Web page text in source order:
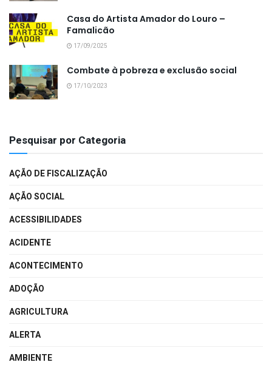
Casa do Artista Amador do Louro –
Famalicão
17/09/2025
Combate à pobreza e exclusão social
17/10/2023
Pesquisar por Categoria
AÇÃO DE FISCALIZAÇÃO
AÇÃO SOCIAL
ACESSIBILIDADES
ACIDENTE
ACONTECIMENTO
ADOÇÃO
AGRICULTURA
ALERTA
AMBIENTE